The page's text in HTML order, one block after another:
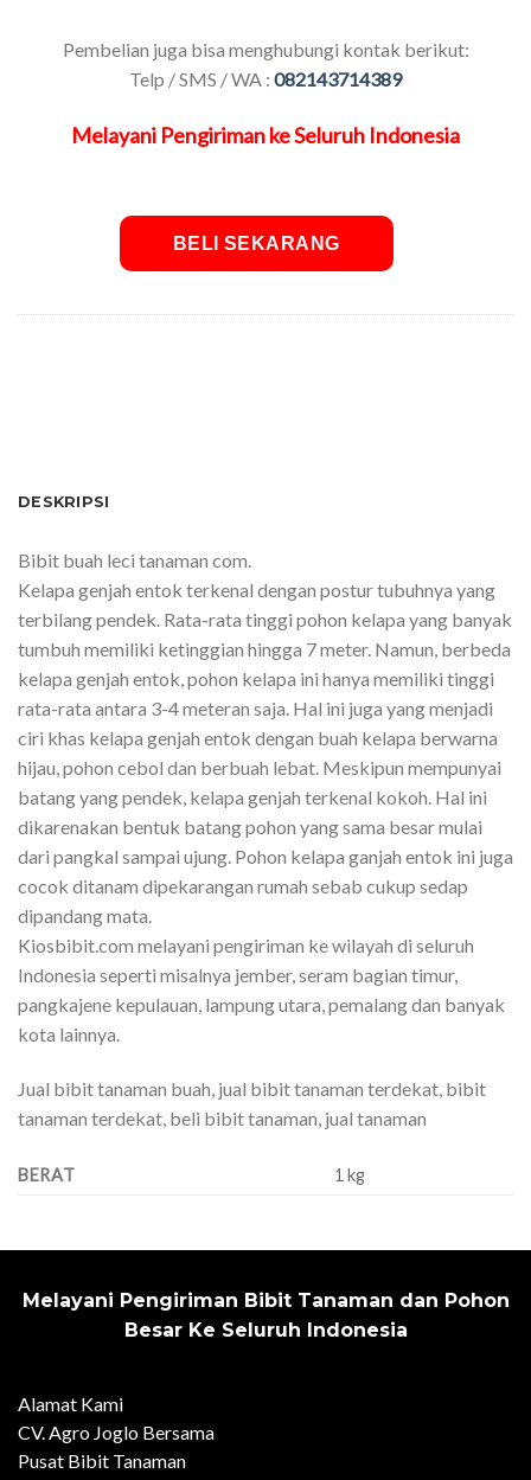
Pembelian juga bisa menghubungi kontak berikut:
Telp / SMS / WA : 082143714389
Melayani Pengiriman ke Seluruh Indonesia
BELI SEKARANG
DESKRIPSI
Bibit buah leci tanaman com.
Kelapa genjah entok terkenal dengan postur tubuhnya yang
terbilang pendek. Rata-rata tinggi pohon kelapa yang banyak
tumbuh memiliki ketinggian hingga 7 meter. Namun, berbeda
kelapa genjah entok, pohon kelapa ini hanya memiliki tinggi
rata-rata antara 3-4 meteran saja. Hal ini juga yang menjadi
ciri khas kelapa genjah entok dengan buah kelapa berwarna
hijau, pohon cebol dan berbuah lebat. Meskipun mempunyai
batang yang pendek, kelapa genjah terkenal kokoh. Hal ini
dikarenakan bentuk batang pohon yang sama besar mulai
dari pangkal sampai ujung. Pohon kelapa ganjah entok ini juga
cocok ditanam dipekarangan rumah sebab cukup sedap
dipandang mata.
Kiosbibit.com melayani pengiriman ke wilayah di seluruh
Indonesia seperti misalnya jember, seram bagian timur,
pangkajene kepulauan, lampung utara, pemalang dan banyak
kota lainnya.
Jual bibit tanaman buah, jual bibit tanaman terdekat, bibit
tanaman terdekat, beli bibit tanaman, jual tanaman
BERAT 1 kg
Melayani Pengiriman Bibit Tanaman dan Pohon
Besar Ke Seluruh Indonesia
Alamat Kami
CV. Agro Joglo Bersama
Pusat Bibit Tanaman